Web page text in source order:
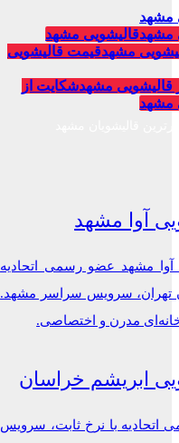
مشهد
مشهدقالیشویی مشهد
مشهدقیمت قالیشویی
قالیشویی مشهدشکایت از
مشهد
آوا مشهد
آوا مشهد عضو رسمی اتحادیه
تهران، سرویس سراسر مشهد.
مدرن و اختصاصی.
ابریشم خراسان
اتحادیه با نرخ ثابت، سرویس